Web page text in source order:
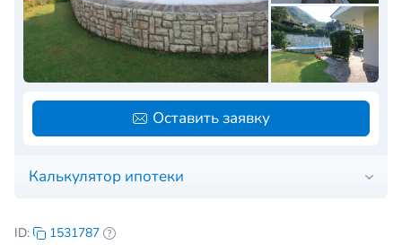
Калькулятор ипотеки
Оставить заявку
ID:
1531787